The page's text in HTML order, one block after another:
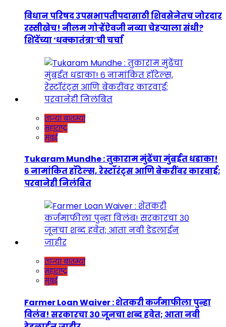
विधान परिषद उपसभापतीपदासाठी शिवसेनेतच जोरदार
रस्सीखेच! नीलम गोऱ्हेंऐवजी नव्या चेहऱ्याला संधी?
शिंदेंच्या ‘धक्कातंत्रा’ची चर्चा
ताज्या बातम्या
महाराष्ट्र
मुंबई
Tukaram Mundhe : तुकाराम मुंढेंचा मुंबईत धडाका!
६ नामांकित हॉटेल्स, रेस्टॉरंट्स आणि बेकरींवर कारवाई;
परवानेही निलंबित
ताज्या बातम्या
महाराष्ट्र
मुंबई
Farmer Loan Waiver : शेतकरी कर्जमाफीला पुन्हा
विलंब! सरकारचा ३० जूनचा शब्द हवेत; आता नवी